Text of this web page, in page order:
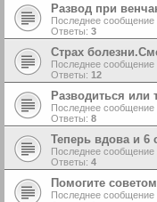
Развод при
Последнее сообщение
Ответы: 3
Страх
Последнее сообщение
Ответы: 12
Разводиться или
Последнее сообщение
Ответы: 8
Теперь вдова и 6
Последнее сообщение
Ответы: 4
Помогите
Последнее сообщение